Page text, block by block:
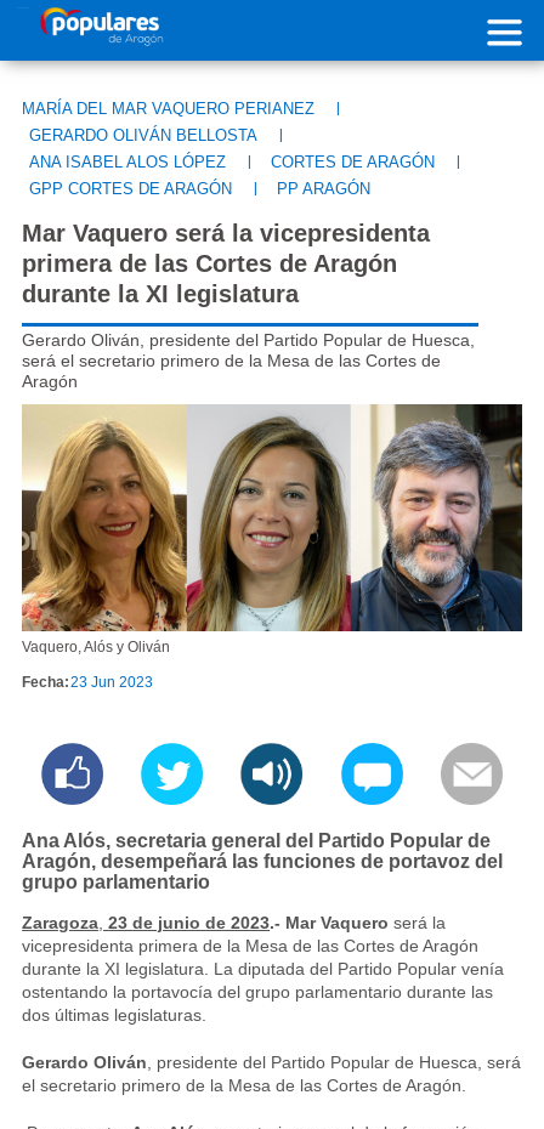
Pasar al contenido principal
MARÍA DEL MAR VAQUERO PERIANEZ |
GERARDO OLIVÁN BELLOSTA |
ANA ISABEL ALOS LÓPEZ | CORTES DE ARAGÓN |
GPP CORTES DE ARAGÓN | PP ARAGÓN
Mar Vaquero será la vicepresidenta
primera de las Cortes de Aragón
durante la XI legislatura
Gerardo Oliván, presidente del Partido Popular de Huesca,
será el secretario primero de la Mesa de las Cortes de
Aragón
Vaquero, Alós y Oliván
Fecha:23 Jun 2023
Ana Alós, secretaria general del Partido Popular de
Aragón, desempeñará las funciones de portavoz del
grupo parlamentario
Zaragoza ,23de junio de 2023.- Mar Vaquero será la
vicepresidenta primera de la Mesa de las Cortes de Aragón
durante la XI legislatura. La diputada del Partido Popular venía
ostentando la portavocía del grupo parlamentario durante las
dos últimas legislaturas.
Gerardo Oliván , presidente del Partido Popular de Huesca, será
el secretario primero de la Mesa de las Cortes de Aragón.